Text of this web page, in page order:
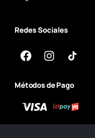
Redes Sociales
Métodos de Pago